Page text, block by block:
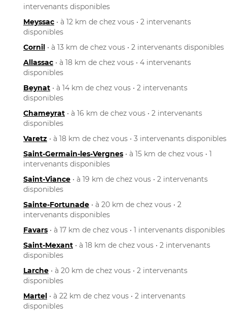
intervenants disponibles
Meyssac • à 12 km de chez vous • 2 intervenants
disponibles
Cornil • à 13 km de chez vous • 2 intervenants disponibles
Allassac • à 18 km de chez vous • 4 intervenants
disponibles
Beynat • à 14 km de chez vous • 2 intervenants
disponibles
Chameyrat • à 16 km de chez vous • 2 intervenants
disponibles
Varetz • à 18 km de chez vous • 3 intervenants disponibles
Saint-Germain-les-Vergnes • à 15 km de chez vous • 1
intervenants disponibles
Saint-Viance • à 19 km de chez vous • 2 intervenants
disponibles
Sainte-Fortunade • à 20 km de chez vous • 2
intervenants disponibles
Favars • à 17 km de chez vous • 1 intervenants disponibles
Saint-Mexant • à 18 km de chez vous • 2 intervenants
disponibles
Larche • à 20 km de chez vous • 2 intervenants
disponibles
Martel • à 22 km de chez vous • 2 intervenants
disponibles